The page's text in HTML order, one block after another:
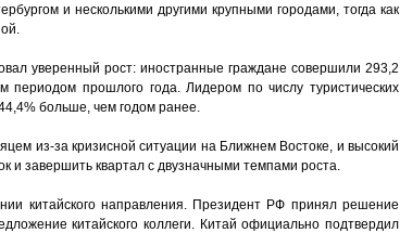
и несколькими другими крупными городами, тогда как
уверенный рост: иностранные граждане совершили 293,2
периодом прошлого года. Лидером по числу туристических
больше, чем годом ранее.
из-за кризисной ситуации на Ближнем Востоке, и высокий
и завершить квартал с двузначными темпами роста.
китайского направления. Президент РФ принял решение
китайского коллеги. Китай официально подтвердил